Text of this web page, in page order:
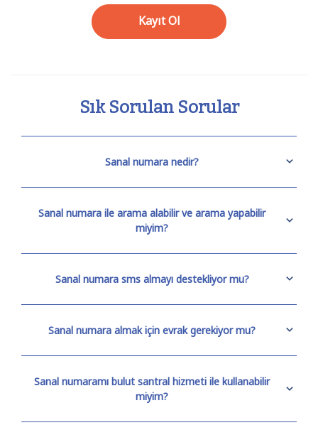
Kayıt Ol
Sık Sorulan Sorular
Sanal numara nedir?
Sanal numara ile arama alabilir ve arama yapabilir
miyim?
Sanal numara sms almayı destekliyor mu?
Sanal numara almak için evrak gerekiyor mu?
Sanal numaramı bulut santral hizmeti ile kullanabilir
miyim?